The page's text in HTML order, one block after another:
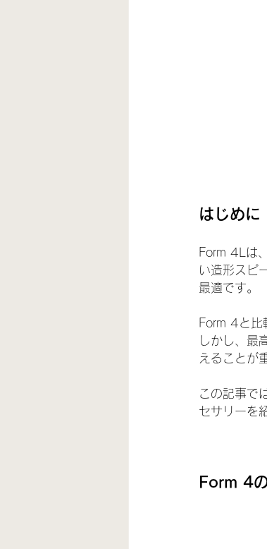
はじめに
Form 4Lは
い造形スピ
最適です。
Form 4と比
しかし、最
えることが
この記事で
セサリーを
Form 4